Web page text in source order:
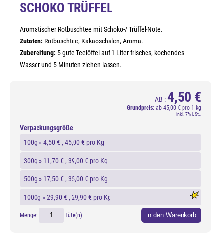
SCHOKO TRÜFFEL
Aromatischer Rotbuschtee mit Schoko-/ Trüffel-Note.
Zutaten: Rotbuschtee, Kakaoschalen, Aroma.
Zubereitung: 5 gute Teelöffel auf 1 Liter frisches, kochendes
Wasser und 5 Minuten ziehen lassen.
AB : 4,50 €
Grundpreis: ab 45,00 € pro 1 kg
inkl. 7% USt.,
Verpackungsgröße
100g »4,50 € , 45,00 € pro Kg
300g » 11,70 € , 39,00 € pro Kg
500g » 17,50 € , 35,00 € pro Kg
1000g »29,90 € , 29,90 € pro Kg
Menge: Tüte(n) In den Warenkorb